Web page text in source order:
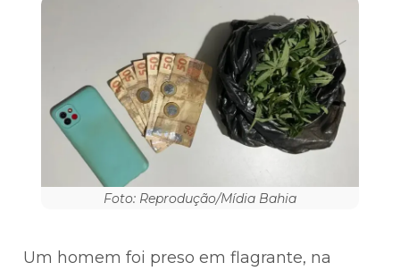
Foto: Reprodução/Mídia Bahia
Um homem foi preso em flagrante, na